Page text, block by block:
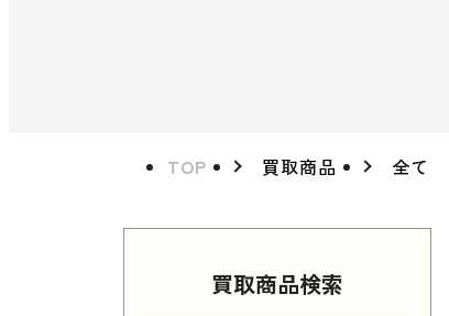
TOP 買取商品 全て
買取商品検索